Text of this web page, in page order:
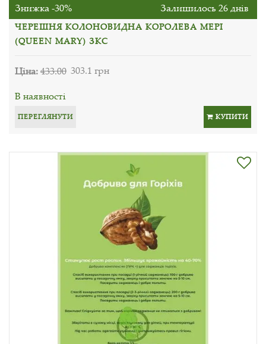
Знижка -30% Залишилось 26 днів
ЧЕРЕШНЯ КОЛОНОВИДНА КОРОЛЕВА МЕРІ
(QUEEN MARY) ЗКС
Ціна:433.00 303.1 грн
В наявності
ПЕРЕГЛЯНУТИ КУПИТИ